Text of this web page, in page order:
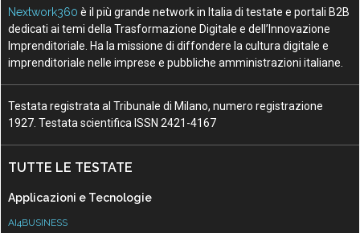
Nextwork360 è il più grande network in Italia di testate e portali B2B
dedicati ai temi della Trasformazione Digitale e dell’Innovazione
Imprenditoriale. Ha la missione di diffondere la cultura digitale e
imprenditoriale nelle imprese e pubbliche amministrazioni italiane.
Testata registrata al Tribunale di Milano, numero registrazione
1927. Testata scientifica ISSN 2421-4167
TUTTE LE TESTATE
Applicazioni e Tecnologie
AI4BUSINESS